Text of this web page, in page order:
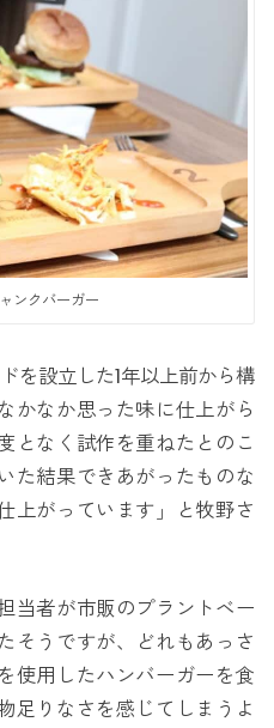
ンクバーガー
を設立した1年以上前から構
かなか思った味に仕上がら
となく試作を重ねたとのこ
た結果できあがったものな
上がっています」と牧野さ
当者が市販のプラントベー
そうですが、どれもあっさ
使用したハンバーガーを食
足りなさを感じてしまうよ